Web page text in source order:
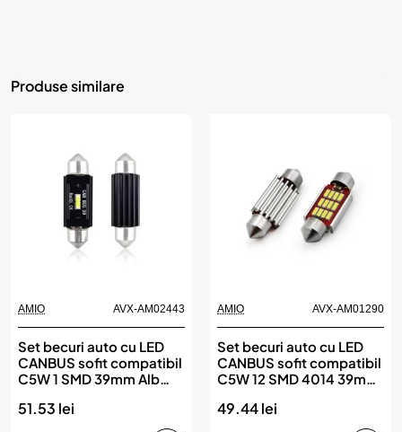
Produse similare
AMIO AVX-AM02443
Set becuri auto cu LED
CANBUS sofit compatibil
C5W 1 SMD 39mm Alb
competitiilor auto sau
51.53 lei
AMIO AVX-AM01290
Set becuri auto cu LED
CANBUS sofit compatibil
C5W 12 SMD 4014 39mm
competitiilor auto sau
49.44 lei